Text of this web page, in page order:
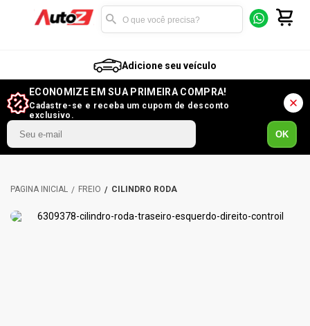
Adicione seu veículo
ECONOMIZE EM SUA PRIMEIRA COMPRA!
Cadastre-se e receba um cupom de desconto
exclusivo.
OK
FREIO CILINDRO RODA